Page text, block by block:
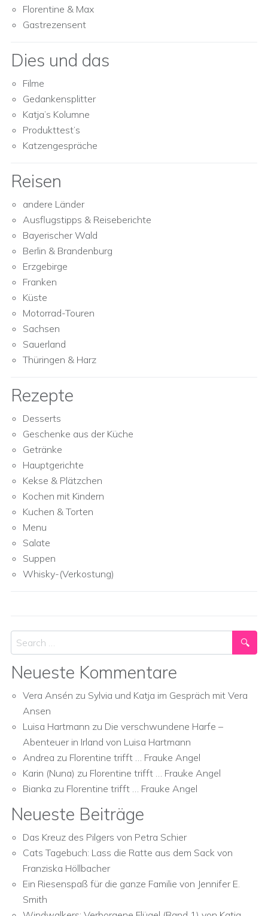
Florentine & Max
Gastrezensent
Dies und das
Filme
Gedankensplitter
Katja’s Kolumne
Produkttest’s
Katzengespräche
Reisen
andere Länder
Ausflugstipps & Reiseberichte
Bayerischer Wald
Berlin & Brandenburg
Erzgebirge
Franken
Küste
Motorrad-Touren
Sachsen
Sauerland
Thüringen & Harz
Rezepte
Desserts
Geschenke aus der Küche
Getränke
Hauptgerichte
Kekse & Plätzchen
Kochen mit Kindern
Kuchen & Torten
Menu
Salate
Suppen
Whisky-(Verkostung)
Search
Neueste Kommentare
Vera Ansén zu Sylvia und Katja im Gespräch mit Vera
Ansen
Luisa Hartmann zu Die verschwundene Harfe –
Abenteuer in Irland von Luisa Hartmann
Andrea zu Florentine trifft … Frauke Angel
Karin (Nuna) zu Florentine trifft … Frauke Angel
Bianka zu Florentine trifft … Frauke Angel
Neueste Beiträge
Das Kreuz des Pilgers von Petra Schier
Cats Tagebuch: Lass die Ratte aus dem Sack von
Franziska Höllbacher
Ein Riesenspaß für die ganze Familie von Jennifer E.
Smith